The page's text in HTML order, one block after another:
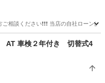
ご相談ください❗️❗️❗️ 当店の自社ロ
AT 車検２年付き 切替式4